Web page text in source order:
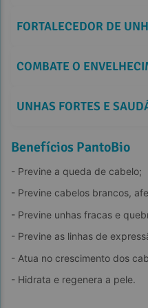
FORTALECEDOR DE
COMBATE O
UNHAS FORTES E
Benefícios PantoBio
- Previne a queda de cabelo;
- Previne cabelos brancos,
- Previne unhas fracas e
- Previne as linhas de
- Atua no crescimento dos
- Hidrata e regenera a pele.